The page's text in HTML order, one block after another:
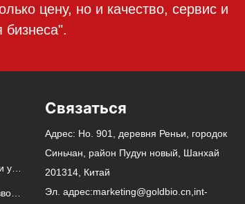
цену, но и качество, сервис и
бизнеса".
Автоматическая линия для сборки и упаковки
Вспомогательное устройство производства
Связаться
Адрес: Но. 901, деревня Реньи, городок
Синьчан, район Пудун новый, Шанхай
201314, Китай
Эл. адрес:marketing@goldbio.cn,int-